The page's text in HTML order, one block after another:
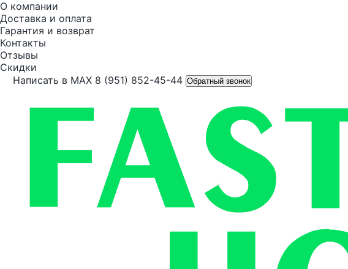
О компании
Доставка и оплата
Гарантия и возврат
Контакты
Отзывы
Скидки
Написать в MAX 8 (951) 852-45-44 Обратный звонок